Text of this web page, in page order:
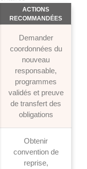
ACTIONS
RECOMMANDÉES
Demander
coordonnées du
nouveau
responsable,
programmes
validés et preuve
de transfert des
obligations
Obtenir
convention de
reprise,